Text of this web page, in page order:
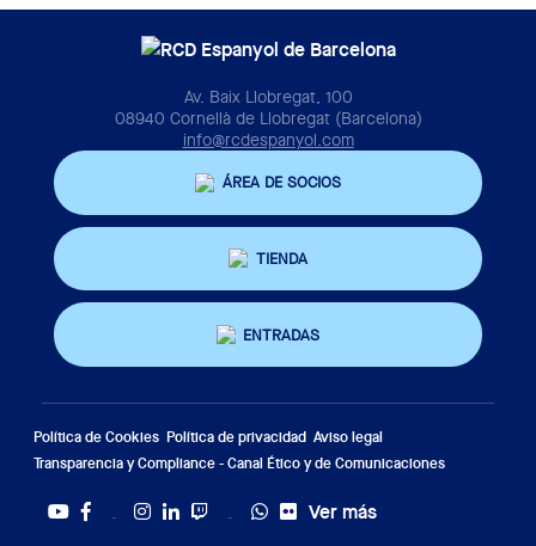
Av. Baix Llobregat, 100
08940 Cornellà de Llobregat (Barcelona)
info@rcdespanyol.com
ÁREA DE SOCIOS
TIENDA
ENTRADAS
Política de Cookies Política de privacidad Aviso legal
Transparencia y Compliance - Canal Ético y de Comunicaciones
Ver más